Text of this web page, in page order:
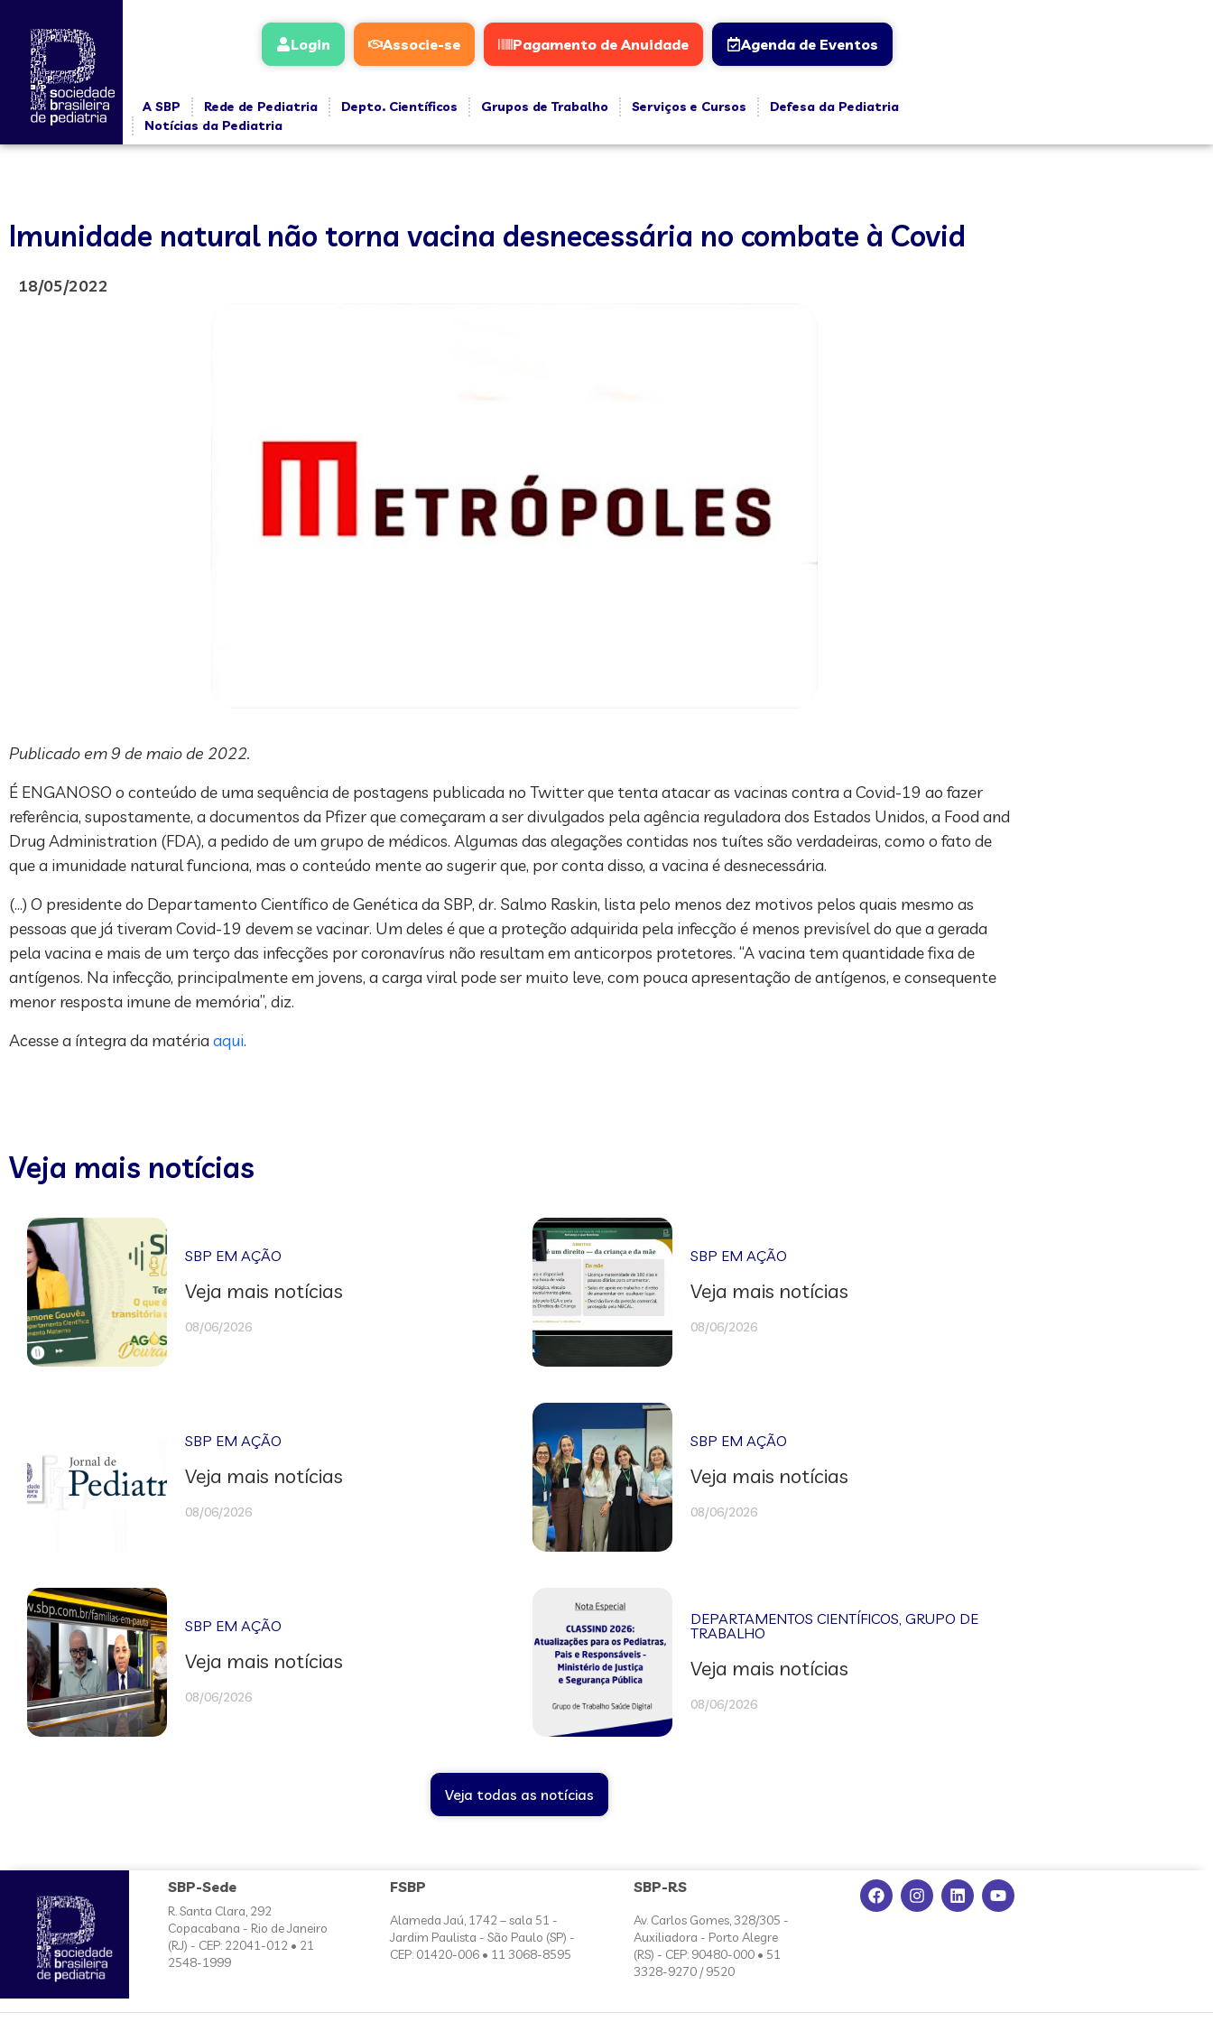
Login Associe-se Pagamento de Anuidade Agenda de Eventos
A SBP Rede de Pediatria Depto. Científicos Grupos de Trabalho Serviços e Cursos
Defesa da Pediatria
Notícias da Pediatria
Imunidade natural não torna vacina desnecessária no combate à Covid
18/05/2022
Publicado em 9 de maio de 2022.
É ENGANOSO o conteúdo de uma sequência de postagens publicada no Twitter que tenta atacar as vacinas contra a Covid-19 ao fazer
referência, supostamente, a documentos da Pfizer que começaram a ser divulgados pela agência reguladora dos Estados Unidos, a Food and
Drug Administration (FDA), a pedido de um grupo de médicos. Algumas das alegações contidas nos tuítes são verdadeiras, como o fato de
que a imunidade natural funciona, mas o conteúdo mente ao sugerir que, por conta disso, a vacina é desnecessária.
(…) O presidente do Departamento Científico de Genética da SBP, dr. Salmo Raskin, lista pelo menos dez motivos pelos quais mesmo as
pessoas que já tiveram Covid-19 devem se vacinar. Um deles é que a proteção adquirida pela infecção é menos previsível do que a gerada
pela vacina e mais de um terço das infecções por coronavírus não resultam em anticorpos protetores. “A vacina tem quantidade fixa de
antígenos. Na infecção, principalmente em jovens, a carga viral pode ser muito leve, com pouca apresentação de antígenos, e consequente
menor resposta imune de memória”, diz.
Acesse a íntegra da matéria aqui.
Veja mais notícias
SBP EM AÇÃO
Veja mais notícias
08/06/2026
SBP EM AÇÃO
Veja mais notícias
08/06/2026
SBP EM AÇÃO
Veja mais notícias
08/06/2026
SBP EM AÇÃO
Veja mais notícias
08/06/2026
SBP EM AÇÃO
Veja mais notícias
08/06/2026
DEPARTAMENTOS CIENTÍFICOS ,GRUPO DE
TRABALHO
Veja mais notícias
08/06/2026
Veja todas as notícias
SBP-Sede
R. Santa Clara, 292
Copacabana - Rio de Janeiro
(RJ) - CEP: 22041-012 • 21
2548-1999
FSBP
Alameda Jaú, 1742 – sala 51 -
Jardim Paulista - São Paulo (SP) -
CEP: 01420-006 • 11 3068-8595
SBP-RS
Av. Carlos Gomes, 328/305 -
Auxiliadora - Porto Alegre
(RS) - CEP: 90480-000 • 51
3328-9270 / 9520